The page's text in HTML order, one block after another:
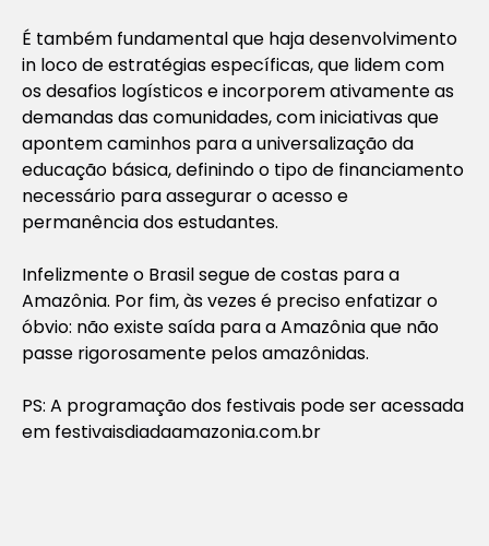
É também fundamental que haja desenvolvimento
in loco de estratégias específicas, que lidem com
os desafios logísticos e incorporem ativamente as
demandas das comunidades, com iniciativas que
apontem caminhos para a universalização da
educação básica, definindo o tipo de financiamento
necessário para assegurar o acesso e
permanência dos estudantes.
Infelizmente o Brasil segue de costas para a
Amazônia. Por fim, às vezes é preciso enfatizar o
óbvio: não existe saída para a Amazônia que não
passe rigorosamente pelos amazônidas.
PS: A programação dos festivais pode ser acessada
em festivaisdiadaamazonia.com.br